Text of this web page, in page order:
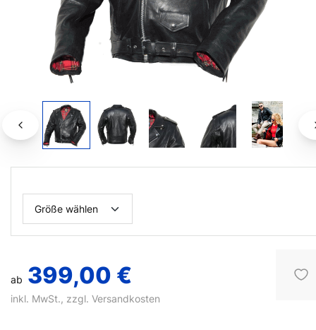
ab 399,00 €
inkl. MwSt., zzgl. Versandkosten